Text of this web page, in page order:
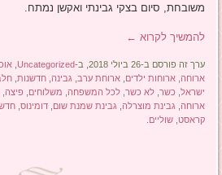
משובחת, סיום בצקי גבינתי ואקשן נמתח.
להמשיך לקרוא ←
ערך זה פורסם ב-26 ביולי 2018, ב- Uncategorized
,
ארוחה ,ארוחות ילדים ,ארוחת ערב גבינה ,חדשנות ,
ישראל כשר ,לא כשר ,לכל המשפחה משלוחים פיצה
ארוחה גבינת מוצרלה גבינת שמנת שום ,דומינוס ,
קראסט ,שוליים